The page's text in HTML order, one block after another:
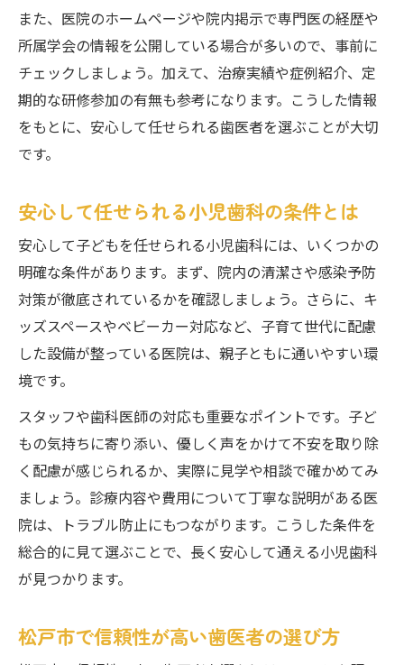
また、医院のホームページや院内掲示で専門医の経歴や
所属学会の情報を公開している場合が多いので、事前に
チェックしましょう。加えて、治療実績や症例紹介、定
期的な研修参加の有無も参考になります。こうした情報
をもとに、安心して任せられる歯医者を選ぶことが大切
です。
安心して任せられる小児歯科の条件とは
安心して子どもを任せられる小児歯科には、いくつかの
明確な条件があります。まず、院内の清潔さや感染予防
対策が徹底されているかを確認しましょう。さらに、キ
ッズスペースやベビーカー対応など、子育て世代に配慮
した設備が整っている医院は、親子ともに通いやすい環
境です。
スタッフや歯科医師の対応も重要なポイントです。子ど
もの気持ちに寄り添い、優しく声をかけて不安を取り除
く配慮が感じられるか、実際に見学や相談で確かめてみ
ましょう。診療内容や費用について丁寧な説明がある医
院は、トラブル防止にもつながります。こうした条件を
総合的に見て選ぶことで、長く安心して通える小児歯科
が見つかります。
松戸市で信頼性が高い歯医者の選び方